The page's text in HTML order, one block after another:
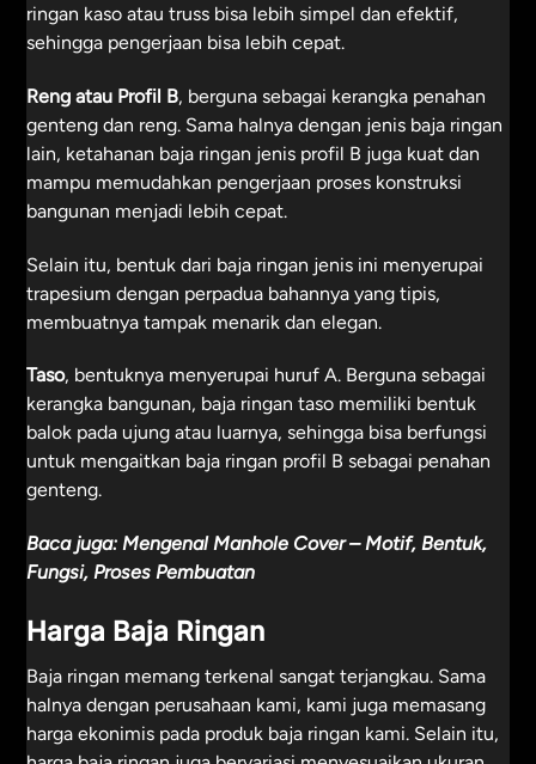
ringan kaso atau truss bisa lebih simpel dan efektif,
sehingga pengerjaan bisa lebih cepat.
Reng atau Profil B, berguna sebagai kerangka penahan
genteng dan reng. Sama halnya dengan jenis baja ringan
lain, ketahanan baja ringan jenis profil B juga kuat dan
mampu memudahkan pengerjaan proses konstruksi
bangunan menjadi lebih cepat.
Selain itu, bentuk dari baja ringan jenis ini menyerupai
trapesium dengan perpadua bahannya yang tipis,
membuatnya tampak menarik dan elegan.
Taso, bentuknya menyerupai huruf A. Berguna sebagai
kerangka bangunan, baja ringan taso memiliki bentuk
balok pada ujung atau luarnya, sehingga bisa berfungsi
untuk mengaitkan baja ringan profil B sebagai penahan
genteng.
Baca juga:Mengenal Manhole Cover – Motif, Bentuk,
Fungsi, Proses Pembuatan
Harga Baja Ringan
Baja ringan memang terkenal sangat terjangkau. Sama
halnya dengan perusahaan kami, kami juga memasang
harga ekonimis pada produk baja ringan kami. Selain itu,